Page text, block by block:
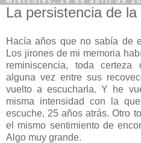
La persistencia de
Hacía años que no sabía de
Los jirones de mi memoria
reminiscencia, toda
alguna vez entre sus
vuelto a escucharla. Y he
misma intensidad con la
escuche, 25 años atrás. Otro
el mismo sentimiento de
Algo muy grande.